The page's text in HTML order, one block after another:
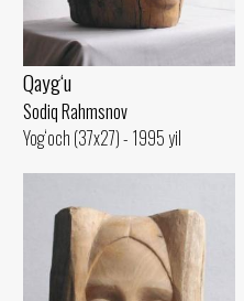
Qayg‘u
Sodiq Rahmsnov
Yog‘och (37x27) - 1995 yil